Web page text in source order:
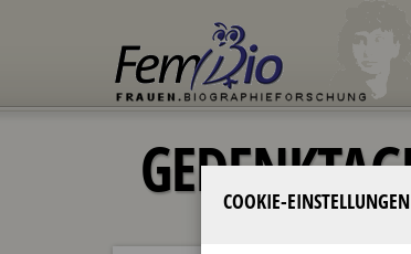
COOKIE-EINSTELLUNGEN